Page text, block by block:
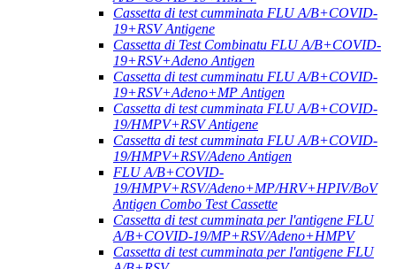
Cassetta di test cumminata FLU A/B+COVID-
19+RSV Antigene
Cassetta di Test Combinatu FLU A/B+COVID-
19+RSV+Adeno Antigen
Cassetta di test cumminatu FLU A/B+COVID-
19+RSV+Adeno+MP Antigen
Cassetta di test cumminata FLU A/B+COVID-
19/HMPV+RSV Antigene
Cassetta di test cumminata FLU A/B+COVID-
19/HMPV+RSV/Adeno Antigen
FLU A/B+COVID-
19/HMPV+RSV/Adeno+MP/HRV+HPIV/BoV
Antigen Combo Test Cassette
Cassetta di test cumminata per l'antigene FLU
A/B+COVID-19/MP+RSV/Adeno+HMPV
Cassetta di test cumminata per l'antigene FLU